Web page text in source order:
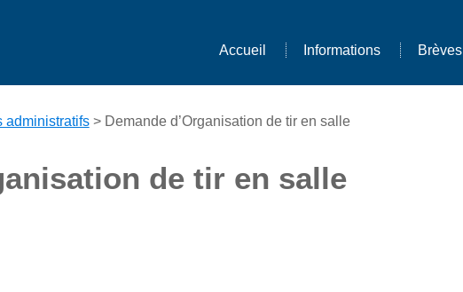
Accueil Informations Brèves
administratifs> Demande d’Organisation de tir en salle
de tir en salle